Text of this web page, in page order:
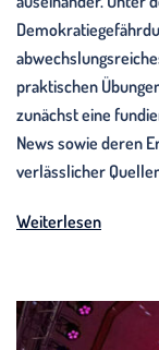
praktischen
zunächst eine
News sowie deren
verlässlicher
Weiterlesen